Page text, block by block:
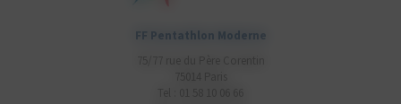
FF Pentathlon Moderne